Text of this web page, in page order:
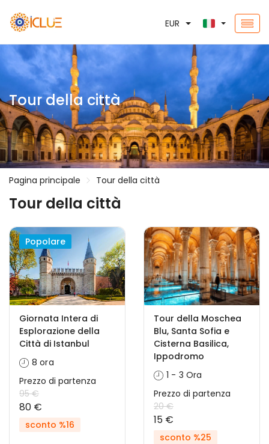
EUR
Tour della città
Pagina principale Tour della città
Tour della città
Popolare
Giornata Intera di
Esplorazione della
Città di Istanbul
8 ora
Prezzo di partenza
95 €
80 €
sconto %16
Tour della Moschea
Blu, Santa Sofia e
Cisterna Basilica,
Ippodromo
1 - 3 Ora
Prezzo di partenza
20 €
15 €
sconto %25